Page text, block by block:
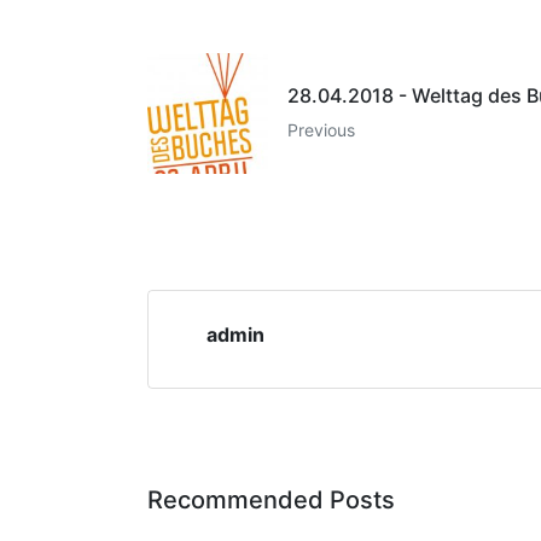
28.04.2018 - Welttag des
Previous
admin
Recommended Posts